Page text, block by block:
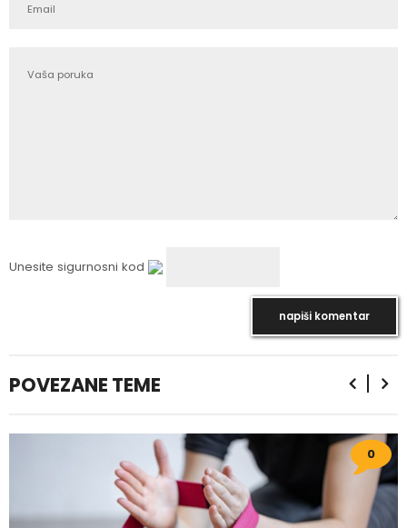
Unesite sigurnosni kod
POVEZANE TEME
0